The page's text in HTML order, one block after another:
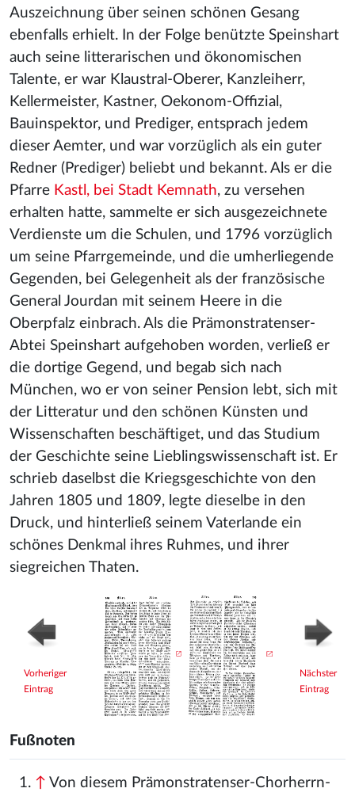
Auszeichnung über seinen schönen Gesang
ebenfalls erhielt. In der Folge benützte Speinshart
auch seine litterarischen und ökonomischen
Talente, er war Klaustral-Oberer, Kanzleiherr,
Kellermeister, Kastner, Oekonom-Offizial,
Bauinspektor, und Prediger, entsprach jedem
dieser Aemter, und war vorzüglich als ein guter
Redner (Prediger) beliebt und bekannt. Als er die
Pfarre Kastl, bei Stadt Kemnath, zu versehen
erhalten hatte, sammelte er sich ausgezeichnete
Verdienste um die Schulen, und 1796 vorzüglich
um seine Pfarrgemeinde, und die umherliegende
Gegenden, bei Gelegenheit als der französische
General Jourdan mit seinem Heere in die
Oberpfalz einbrach. Als die Prämonstratenser-
Abtei Speinshart aufgehoben worden, verließ er
die dortige Gegend, und begab sich nach
München, wo er von seiner Pension lebt, sich mit
der Litteratur und den schönen Künsten und
Wissenschaften beschäftiget, und das Studium
der Geschichte seine Lieblingswissenschaft ist. Er
schrieb daselbst die Kriegsgeschichte von den
Jahren 1805 und 1809, legte dieselbe in den
Druck, und hinterließ seinem Vaterlande ein
schönes Denkmal ihres Ruhmes, und ihrer
siegreichen Thaten.
Vorheriger
Eintrag
Nächster
Eintrag
Fußnoten
↑ Von diesem Prämonstratenser-Chorherrn-